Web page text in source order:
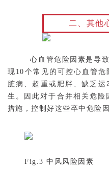
二、其他
心血管危险因素是导
现10个常见的可控心血管
脏病、超重或肥胖、缺乏
生。因此对于合并相关危险
措施，控制好这些卒中危险
Fig.3 中风风险因素